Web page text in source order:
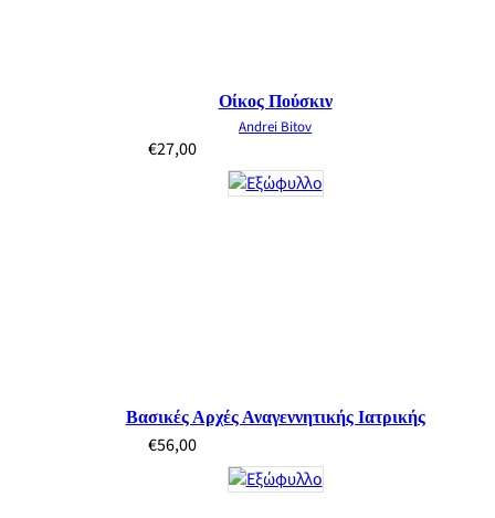
Οίκος Πούσκιν
Andrei Bitov
€27,00
Βασικές Αρχές Αναγεννητικής Ιατρικής
€56,00